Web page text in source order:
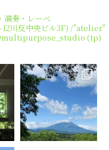
演奏・レーベ
川反中央ビル3F) /"atelier"
(tp)